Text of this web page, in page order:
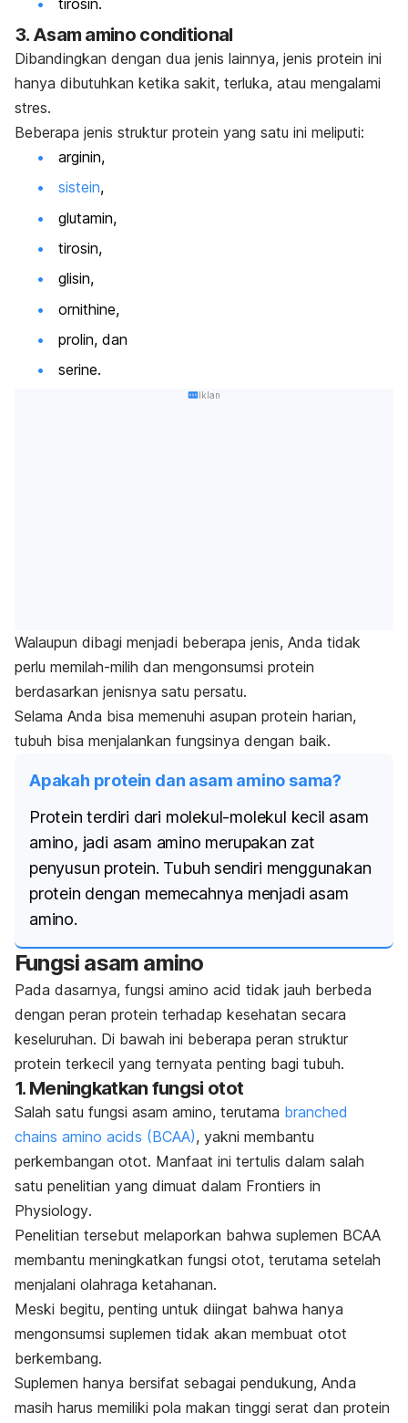
tirosin.
3. Asam amino conditional
Dibandingkan dengan dua jenis lainnya, jenis protein ini
hanya dibutuhkan ketika sakit, terluka, atau mengalami
stres.
Beberapa jenis struktur protein yang satu ini meliputi:
arginin,
sistein,
glutamin,
tirosin,
glisin,
ornithine,
prolin, dan
serine.
Iklan
Walaupun dibagi menjadi beberapa jenis, Anda tidak
perlu memilah-milih dan mengonsumsi protein
berdasarkan jenisnya satu persatu.
Selama Anda bisa memenuhi asupan protein harian,
tubuh bisa menjalankan fungsinya dengan baik.
Apakah protein dan asam amino sama?
Protein terdiri dari molekul-molekul kecil asam
amino, jadi asam amino merupakan zat
penyusun protein. Tubuh sendiri menggunakan
protein dengan memecahnya menjadi asam
amino.
Fungsi asam amino
Pada dasarnya, fungsi amino acid tidak jauh berbeda
dengan peran protein terhadap kesehatan secara
keseluruhan. Di bawah ini beberapa peran struktur
protein terkecil yang ternyata penting bagi tubuh.
1. Meningkatkan fungsi otot
Salah satu fungsi asam amino, terutama branched
chains amino acids (BCAA), yakni membantu
perkembangan otot. Manfaat ini tertulis dalam salah
satu penelitian yang dimuat dalam Frontiers in
Physiology.
Penelitian tersebut melaporkan bahwa suplemen BCAA
membantu meningkatkan fungsi otot, terutama setelah
menjalani olahraga ketahanan.
Meski begitu, penting untuk diingat bahwa hanya
mengonsumsi suplemen tidak akan membuat otot
berkembang.
Suplemen hanya bersifat sebagai pendukung, Anda
masih harus memiliki pola makan tinggi serat dan protein